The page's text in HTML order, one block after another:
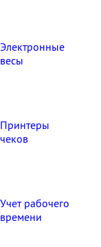
Электронные
весы
Принтеры
чеков
Учет рабочего
времени